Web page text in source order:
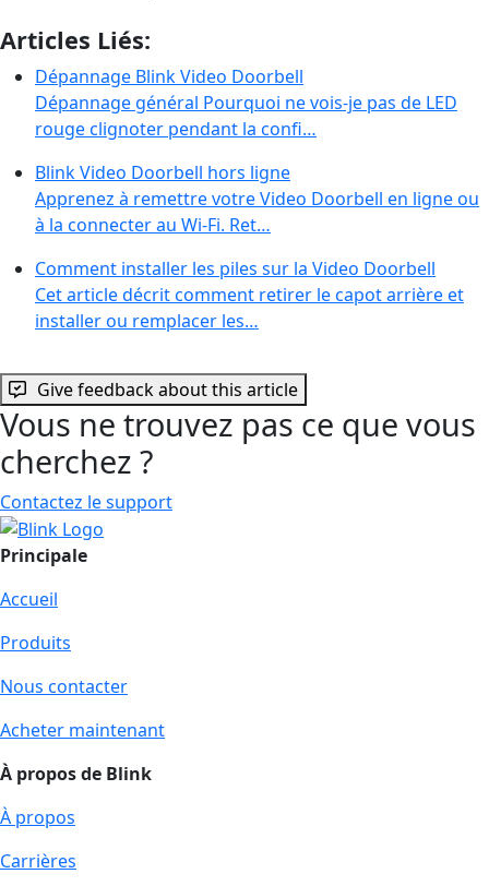
Articles Liés:
Dépannage Blink Video Doorbell
Dépannage général Pourquoi ne vois-je pas de LED
rouge clignoter pendant la confi…
Blink Video Doorbell hors ligne
Apprenez à remettre votre Video Doorbell en ligne ou
à la connecter au Wi-Fi. Ret…
Comment installer les piles sur la Video Doorbell
Cet article décrit comment retirer le capot arrière et
installer ou remplacer les…
Give feedback about this article
Vous ne trouvez pas ce que vous
cherchez ?
Contactez le support
Principale
Accueil
Produits
Nous contacter
Acheter maintenant
À propos de Blink
À propos
Carrières